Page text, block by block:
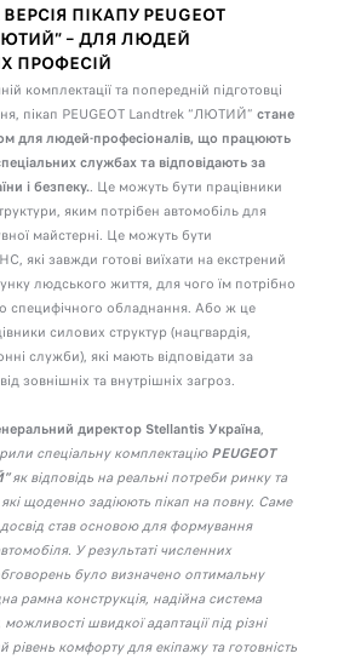
ПІКАПУ PEUGEOT
– ДЛЯ ЛЮДЕЙ
ПРОФЕСІЙ
комплектації та попередній підготовці
пікап PEUGEOT Landtrek “ЛЮТИЙ” стане
для людей-професіоналів, що працюють
службах та відповідають за
і безпеку.. Це можуть бути працівники
яким потрібен автомобіль для
майстерні. Це можуть бути
які завжди готові виїхати на екстрений
людського життя, для чого їм потрібно
специфічного обладнання. Або ж це
силових структур (нацгвардія,
служби), які мають відповідати за
зовнішніх та внутрішніх загроз.
директор Stellantis Україна,
спеціальну комплектаціюPEUGEOT
як відповідь на реальні потреби ринку та
які щоденно задіюють пікап на повну. Саме
досвід став основою для формування
У результаті численних
було визначено оптимальну
рамна конструкція, надійна система
швидкої адаптації під різні
рівень комфорту для екіпажу та готовність